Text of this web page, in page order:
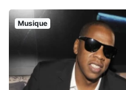
Musique